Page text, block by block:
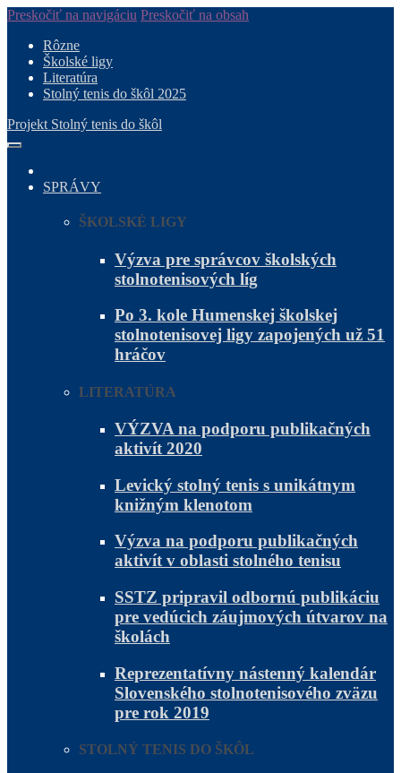
Preskočiť na navigáciu Preskočiť na obsah
Rôzne
Školské ligy
Literatúra
Stolný tenis do škôl 2025
Projekt Stolný tenis do škôl
SPRÁVY
ŠKOLSKÉ LIGY
Výzva pre správcov školských
stolnotenisových líg
Po 3. kole Humenskej školskej
stolnotenisovej ligy zapojených už 51
hráčov
LITERATÚRA
VÝZVA na podporu publikačných
aktivít 2020
Levický stolný tenis s unikátnym
knižným klenotom
Výzva na podporu publikačných
aktivít v oblasti stolného tenisu
SSTZ pripravil odbornú publikáciu
pre vedúcich záujmových útvarov na
školách
Reprezentatívny nástenný kalendár
Slovenského stolnotenisového zväzu
pre rok 2019
STOLNÝ TENIS DO ŠKÔL